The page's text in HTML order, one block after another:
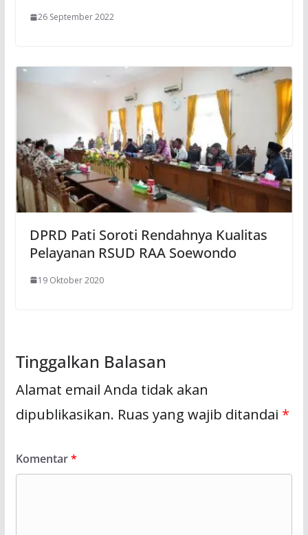
26 September 2022
DPRD Pati Soroti Rendahnya Kualitas
Pelayanan RSUD RAA Soewondo
19 Oktober 2020
Tinggalkan Balasan
Alamat email Anda tidak akan
dipublikasikan. Ruas yang wajib ditandai *
Komentar*